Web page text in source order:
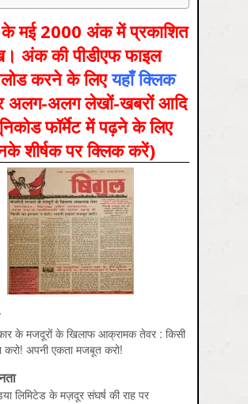
के मई 2000 अंक में प्रकाशित
अंक की पीडीएफ फाइल
करने के लिएयहाँ क्लिक
अलग लेखों-खबरों आदि
फॉर्मेट में पढ़ने के लिए
शीर्षक पर क्लिक करें)
के मजदूरों के खिलाफ आक्रामक तेवर : किसी
करो! अपनी एकता मजबूत करो!
लिमिटेड के मज़दूर संघर्ष की राह पर